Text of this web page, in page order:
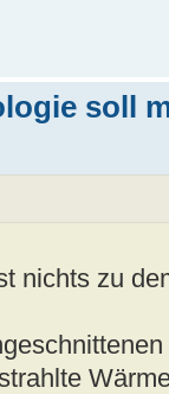
soll
nichts zu